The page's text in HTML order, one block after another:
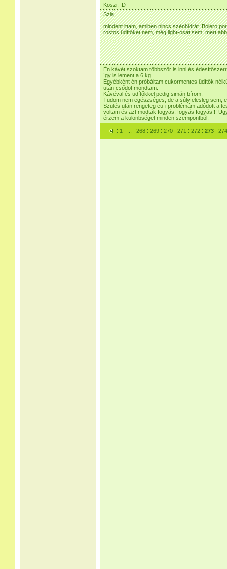
Köszi. :D
Szia,
mindent ittam, amiben nincs szénhidrát. Bolero
rostos üdítőket nem, még light-osat sem, mert
Én kávét szoktam többször is inni és
így is lement a 6 kg.
Egyébként én próbáltam cukormentes üdítők
után csődöt mondtam.
Kávéval és üdítőkkel pedig simán bírom.
Tudom nem egészséges, de a súlyfelesleg sem,
Szülés után rengeteg eü-i problémám adódott a
voltam és azt modták fogyás, fogyás fogyás!!!
érzem a különbséget minden szempontból.
1 268 269 270 271 272 273 274